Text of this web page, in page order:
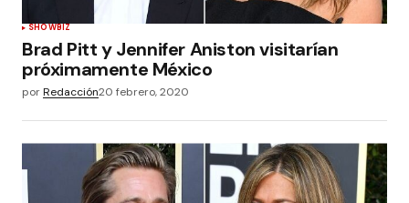
SHOWBIZ
Brad Pitt y Jennifer Aniston visitarían
próximamente México
porRedacción20 febrero, 2020